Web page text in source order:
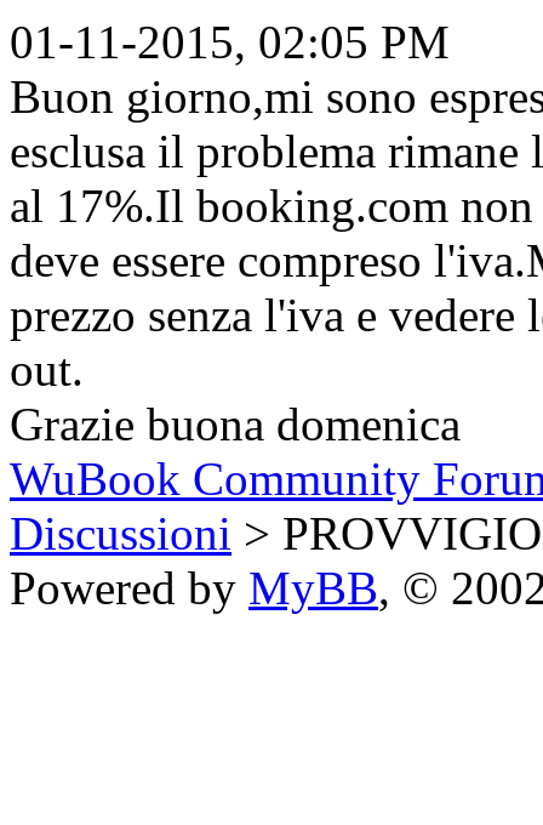
01-11-2015, 02:05 PM
Buon giorno,mi sono
esclusa il problema
al 17%.Il booking.com
deve essere compreso
prezzo senza l'iva e
out.
Grazie buona domenica
WuBook Community
Discussioni >
Powered by MyBB, ©